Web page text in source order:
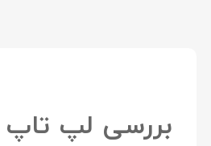
بررسی لپ